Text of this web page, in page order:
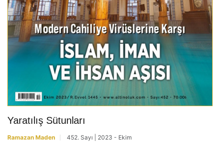
Yaratılış Sütunları
Ramazan Maden 452. Sayı | 2023 - Ekim